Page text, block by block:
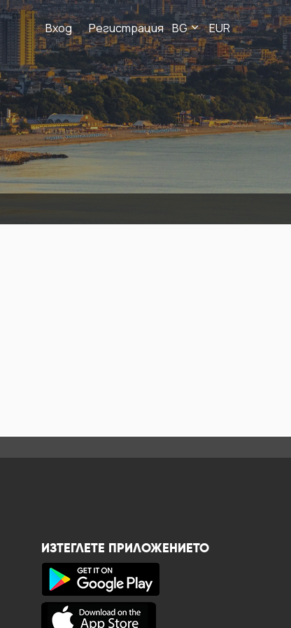
Вход Регистрация BG EUR
ИЗТЕГЛЕТЕ ПРИЛОЖЕНИЕТО